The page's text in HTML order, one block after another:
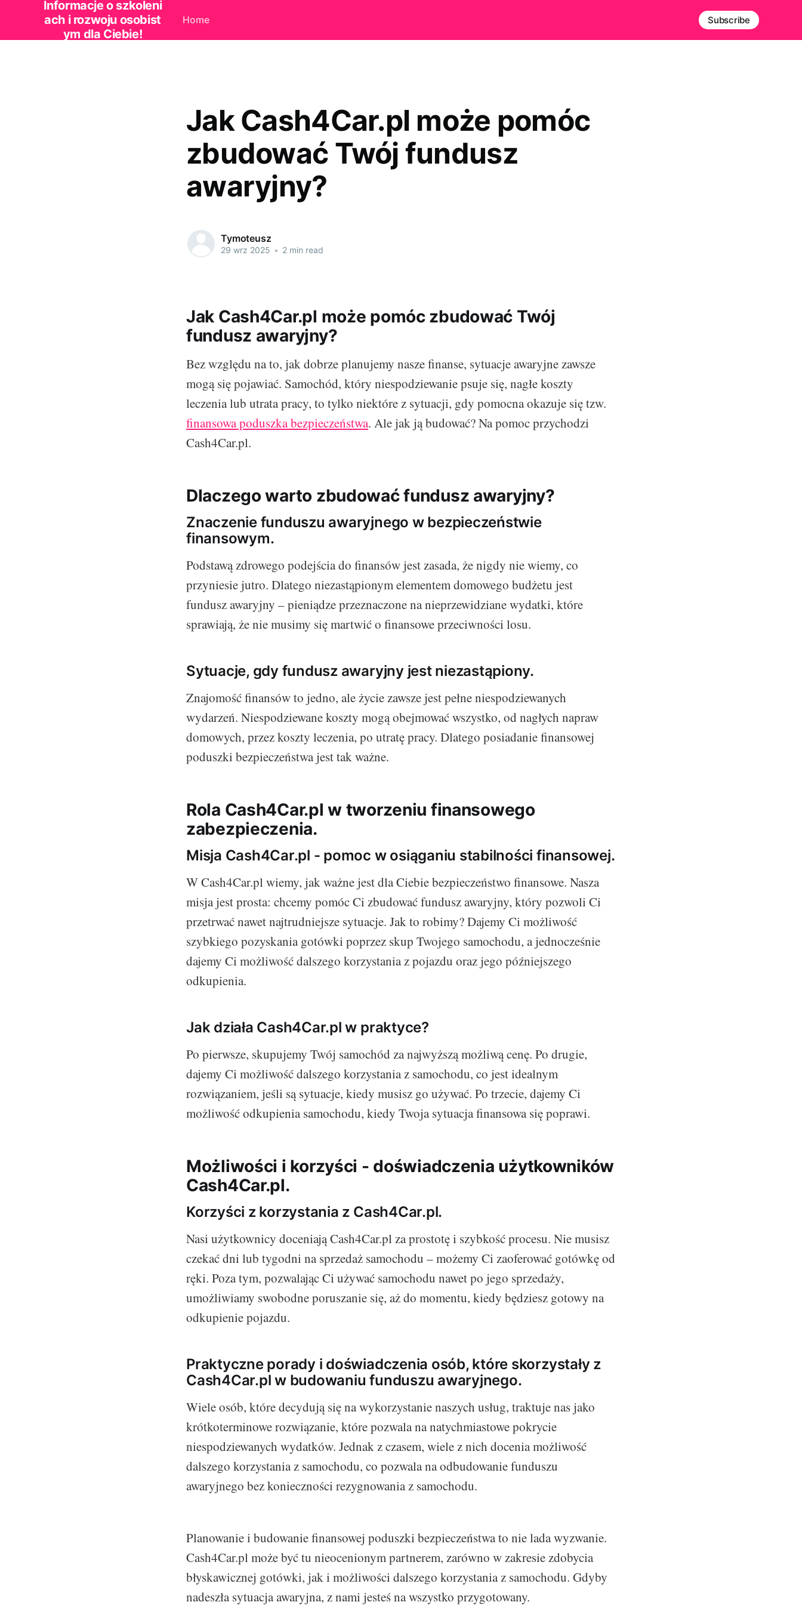
Informacje o szkoleni
ach i rozwoju osobist
ym dla Ciebie!
Home Subscribe
Jak Cash4Car.pl może pomóc
zbudować Twój fundusz
awaryjny?
Tymoteusz
29 wrz 2025 • 2 min read
Jak Cash4Car.pl może pomóc zbudować Twój
fundusz awaryjny?
Bez względu na to, jak dobrze planujemy nasze finanse, sytuacje awaryjne zawsze
mogą się pojawiać. Samochód, który niespodziewanie psuje się, nagłe koszty
leczenia lub utrata pracy, to tylko niektóre z sytuacji, gdy pomocna okazuje się tzw.
finansowa poduszka bezpieczeństwa. Ale jak ją budować? Na pomoc przychodzi
Cash4Car.pl.
Dlaczego warto zbudować fundusz awaryjny?
Znaczenie funduszu awaryjnego w bezpieczeństwie
finansowym.
Podstawą zdrowego podejścia do finansów jest zasada, że nigdy nie wiemy, co
przyniesie jutro. Dlatego niezastąpionym elementem domowego budżetu jest
fundusz awaryjny – pieniądze przeznaczone na nieprzewidziane wydatki, które
sprawiają, że nie musimy się martwić o finansowe przeciwności losu.
Sytuacje, gdy fundusz awaryjny jest niezastąpiony.
Znajomość finansów to jedno, ale życie zawsze jest pełne niespodziewanych
wydarzeń. Niespodziewane koszty mogą obejmować wszystko, od nagłych napraw
domowych, przez koszty leczenia, po utratę pracy. Dlatego posiadanie finansowej
poduszki bezpieczeństwa jest tak ważne.
Rola Cash4Car.pl w tworzeniu finansowego
zabezpieczenia.
Misja Cash4Car.pl - pomoc w osiąganiu stabilności finansowej.
W Cash4Car.pl wiemy, jak ważne jest dla Ciebie bezpieczeństwo finansowe. Nasza
misja jest prosta: chcemy pomóc Ci zbudować fundusz awaryjny, który pozwoli Ci
przetrwać nawet najtrudniejsze sytuacje. Jak to robimy? Dajemy Ci możliwość
szybkiego pozyskania gotówki poprzez skup Twojego samochodu, a jednocześnie
dajemy Ci możliwość dalszego korzystania z pojazdu oraz jego późniejszego
odkupienia.
Jak działa Cash4Car.pl w praktyce?
Po pierwsze, skupujemy Twój samochód za najwyższą możliwą cenę. Po drugie,
dajemy Ci możliwość dalszego korzystania z samochodu, co jest idealnym
rozwiązaniem, jeśli są sytuacje, kiedy musisz go używać. Po trzecie, dajemy Ci
możliwość odkupienia samochodu, kiedy Twoja sytuacja finansowa się poprawi.
Możliwości i korzyści - doświadczenia użytkowników
Cash4Car.pl.
Korzyści z korzystania z Cash4Car.pl.
Nasi użytkownicy doceniają Cash4Car.pl za prostotę i szybkość procesu. Nie musisz
czekać dni lub tygodni na sprzedaż samochodu – możemy Ci zaoferować gotówkę od
ręki. Poza tym, pozwalając Ci używać samochodu nawet po jego sprzedaży,
umożliwiamy swobodne poruszanie się, aż do momentu, kiedy będziesz gotowy na
odkupienie pojazdu.
Praktyczne porady i doświadczenia osób, które skorzystały z
Cash4Car.pl w budowaniu funduszu awaryjnego.
Wiele osób, które decydują się na wykorzystanie naszych usług, traktuje nas jako
krótkoterminowe rozwiązanie, które pozwala na natychmiastowe pokrycie
niespodziewanych wydatków. Jednak z czasem, wiele z nich docenia możliwość
dalszego korzystania z samochodu, co pozwala na odbudowanie funduszu
awaryjnego bez konieczności rezygnowania z samochodu.
Planowanie i budowanie finansowej poduszki bezpieczeństwa to nie lada wyzwanie.
Cash4Car.pl może być tu nieocenionym partnerem, zarówno w zakresie zdobycia
błyskawicznej gotówki, jak i możliwości dalszego korzystania z samochodu. Gdyby
nadeszła sytuacja awaryjna, z nami jesteś na wszystko przygotowany.